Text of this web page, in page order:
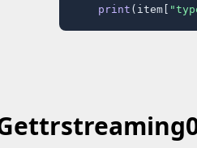
print (item[